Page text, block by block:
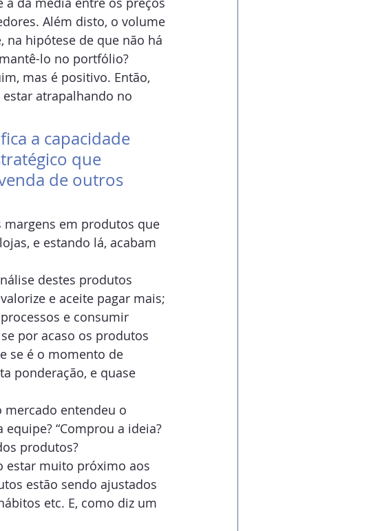
Além disto, o volume
na hipótese de que não há
lo no portfólio?
mas é positivo. Então,
atrapalhando no
a capacidade
que
de outros
em produtos que
e estando lá, acabam
destes produtos
e aceite pagar mais;
e consumir
por acaso os produtos
se é o momento de
ponderação, e quase
mercado entendeu o
“Comprou a ideia?
produtos?
estar muito próximo aos
estão sendo ajustados
etc. E, como diz um